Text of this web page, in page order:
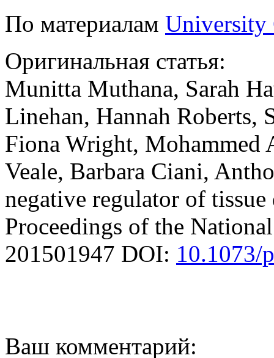
По материалам University
Оригинальная статья:
Munitta Muthana, Sarah
Linehan, Hannah Roberts,
Fiona Wright, Mohammed
Veale, Barbara Ciani,
negative regulator of
Proceedings of the
201501947 DOI: 10.1073/
Ваш комментарий: